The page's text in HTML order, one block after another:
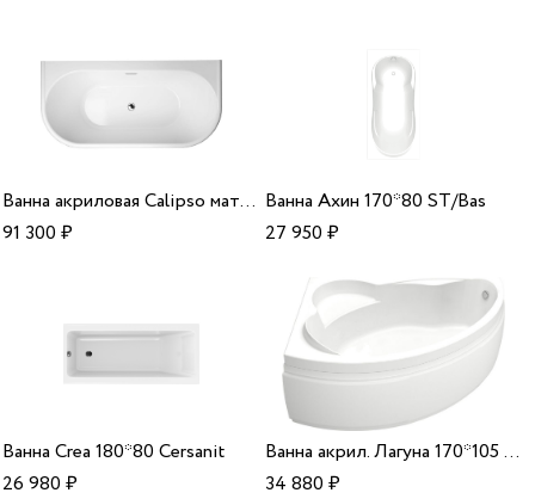
Ванна акриловая Calipso матовый белый 170*80*53 Alparini
91 300₽
Ванна Ахин 170*80 ST/Bas
27 950₽
Ванна Crea 180*80 Cersanit
26 980₽
Ванна акрил. Лагуна 170*105 R Dias
34 880₽